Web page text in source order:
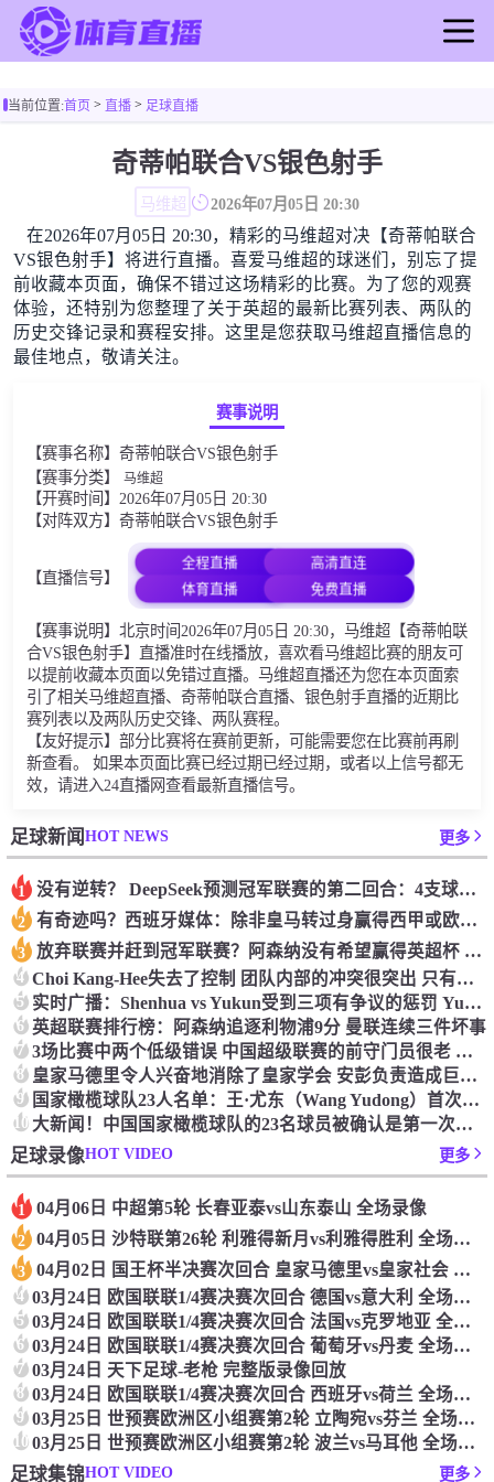
足球直播
足球新闻
篮球新闻
当前位置:首页> 直播> 足球直播
奇蒂帕联合VS银色射手
马维超 2026年07月05日 20:30
在2026年07月05日 20:30，精彩的马维超对决【奇蒂帕联合
VS银色射手】将进行直播。喜爱马维超的球迷们，别忘了提
前收藏本页面，确保不错过这场精彩的比赛。为了您的观赛
体验，还特别为您整理了关于英超的最新比赛列表、两队的
历史交锋记录和赛程安排。这里是您获取马维超直播信息的
最佳地点，敬请关注。
赛事说明
【赛事名称】奇蒂帕联合VS银色射手
【赛事分类】 马维超
【开赛时间】2026年07月05日 20:30
【对阵双方】奇蒂帕联合VS银色射手
【直播信号】
全程直播 高清直连
体育直播 免费直播
【赛事说明】北京时间2026年07月05日 20:30，马维超【奇蒂帕联
合VS银色射手】直播准时在线播放，喜欢看马维超比赛的朋友可
以提前收藏本页面以免错过直播。马维超直播还为您在本页面索
引了相关马维超直播、奇蒂帕联合直播、银色射手直播的近期比
赛列表以及两队历史交锋、两队赛程。
【友好提示】部分比赛将在赛前更新，可能需要您在比赛前再刷
新查看。 如果本页面比赛已经过期已经过期，或者以上信号都无
效，请进入24直播网查看最新直播信号。
足球新闻HOT NEWS 更多
1 没有逆转？ DeepSeek预测冠军联赛的第二回合：4支球队在第一回合中获胜 枪手输了
2 有奇迹吗？西班牙媒体：除非皇马转过身赢得西甲或欧洲冠军
3 放弃联赛并赶到冠军联赛？阿森纳没有希望赢得英超杯 赢得欧洲冠军的可能性
4 Choi Kang-Hee失去了控制 团队内部的冲突很突出 只有一个人可以从水火中拯救崔孔
5 实时广播：Shenhua vs Yukun受到三项有争议的惩罚 Yukun将向中国足球联合会提出投诉
6 英超联赛排行榜：阿森纳追逐利物浦9分 曼联连续三件坏事
7 3场比赛中两个低级错误 中国超级联赛的前守门员很老 是时候让位了 最好的继任者出现
8 皇家马德里令人兴奋地消除了皇家学会 安彭负责造成巨大的灾难！
9 国家橄榄球队23人名单：王·尤东（Wang Yudong）首次被选为第11名 塞吉尼奥（Serginho）在名单上
10 大新闻！中国国家橄榄球队的23名球员被确认是第一次进入阵容
足球录像HOT VIDEO 更多
1 04月06日 中超第5轮 长春亚泰vs山东泰山 全场录像
2 04月05日 沙特联第26轮 利雅得新月vs利雅得胜利 全场录像
3 04月02日 国王杯半决赛次回合 皇家马德里vs皇家社会 全场录像
4 03月24日 欧国联联1/4赛决赛次回合 德国vs意大利 全场录像回放
5 03月24日 欧国联联1/4赛决赛次回合 法国vs克罗地亚 全场录像回放
6 03月24日 欧国联联1/4赛决赛次回合 葡萄牙vs丹麦 全场录像回放
7 03月24日 天下足球-老枪 完整版录像回放
8 03月24日 欧国联联1/4赛决赛次回合 西班牙vs荷兰 全场录像回放
9 03月25日 世预赛欧洲区小组赛第2轮 立陶宛vs芬兰 全场录像回放
10 03月25日 世预赛欧洲区小组赛第2轮 波兰vs马耳他 全场录像回放
足球集锦HOT VIDEO 更多